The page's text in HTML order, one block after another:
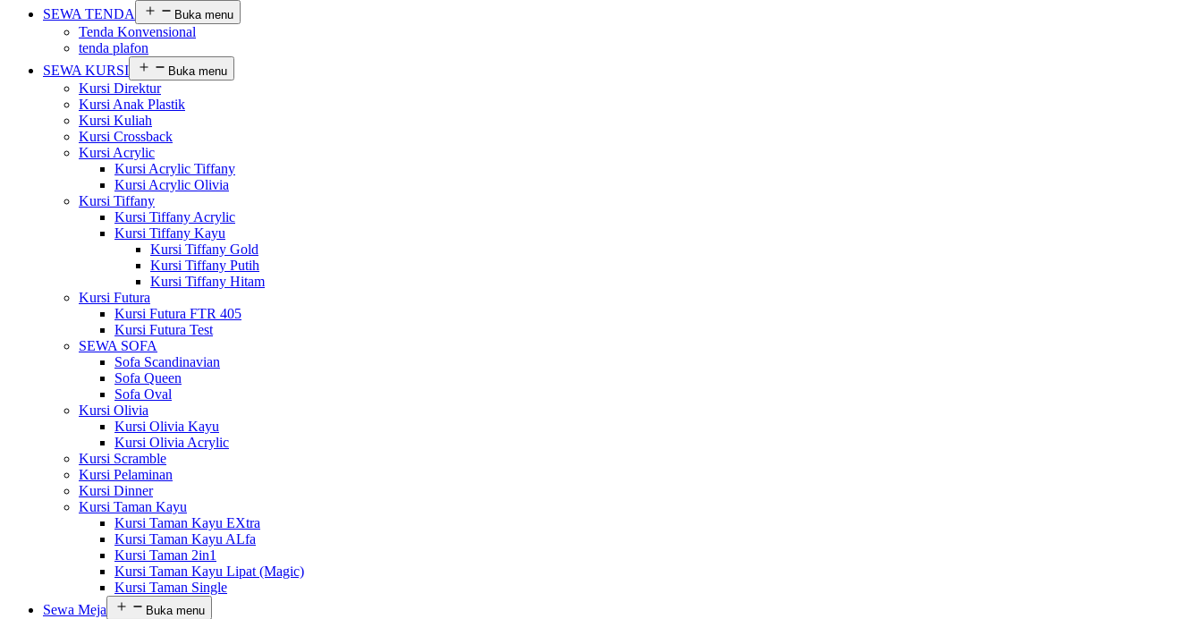
SEWA TENDA
Buka menu
Tenda Konvensional
tenda plafon
SEWA KURSI
Buka menu
Kursi Direktur
Kursi Anak Plastik
Kursi Kuliah
Kursi Crossback
Kursi Acrylic
Kursi Acrylic Tiffany
Kursi Acrylic Olivia
Kursi Tiffany
Kursi Tiffany Acrylic
Kursi Tiffany Kayu
Kursi Tiffany Gold
Kursi Tiffany Putih
Kursi Tiffany Hitam
Kursi Futura
Kursi Futura FTR 405
Kursi Futura Test
SEWA SOFA
Sofa Scandinavian
Sofa Queen
Sofa Oval
Kursi Olivia
Kursi Olivia Kayu
Kursi Olivia Acrylic
Kursi Scramble
Kursi Pelaminan
Kursi Dinner
Kursi Taman Kayu
Kursi Taman Kayu EXtra
Kursi Taman Kayu ALfa
Kursi Taman 2in1
Kursi Taman Kayu Lipat (Magic)
Kursi Taman Single
Sewa Meja
Buka menu